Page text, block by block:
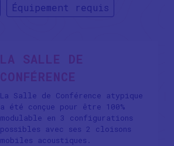
Équipement requis
LA SALLE DE
CONFÉRENCE
La Salle de Conférence atypique
a été conçue pour être 100%
modulable en 3 configurations
possibles avec ses 2 cloisons
mobiles acoustiques.